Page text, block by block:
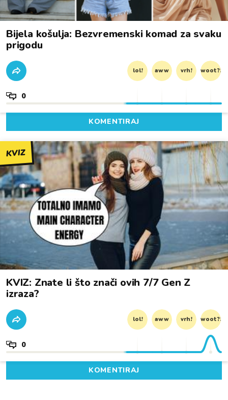
Bijela košulja: Bezvremenski komad za svaku
prigodu
lol! aww vrh! woot?!
0
KOMENTIRAJ
KVIZ
KVIZ: Znate li što znači ovih 7/7 Gen Z
izraza?
lol! aww vrh! woot?!
0
KOMENTIRAJ